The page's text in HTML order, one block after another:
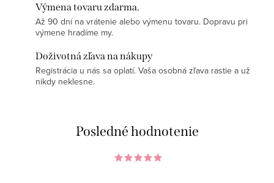
Výmena tovaru zdarma.
Až 90 dní na vrátenie alebo výmenu tovaru. Dopravu pri
výmene hradíme my.
Doživotná zľava na nákupy
Registrácia u nás sa oplatí. Vaša osobná zľava rastie a už
nikdy neklesne.
Posledné hodnotenie